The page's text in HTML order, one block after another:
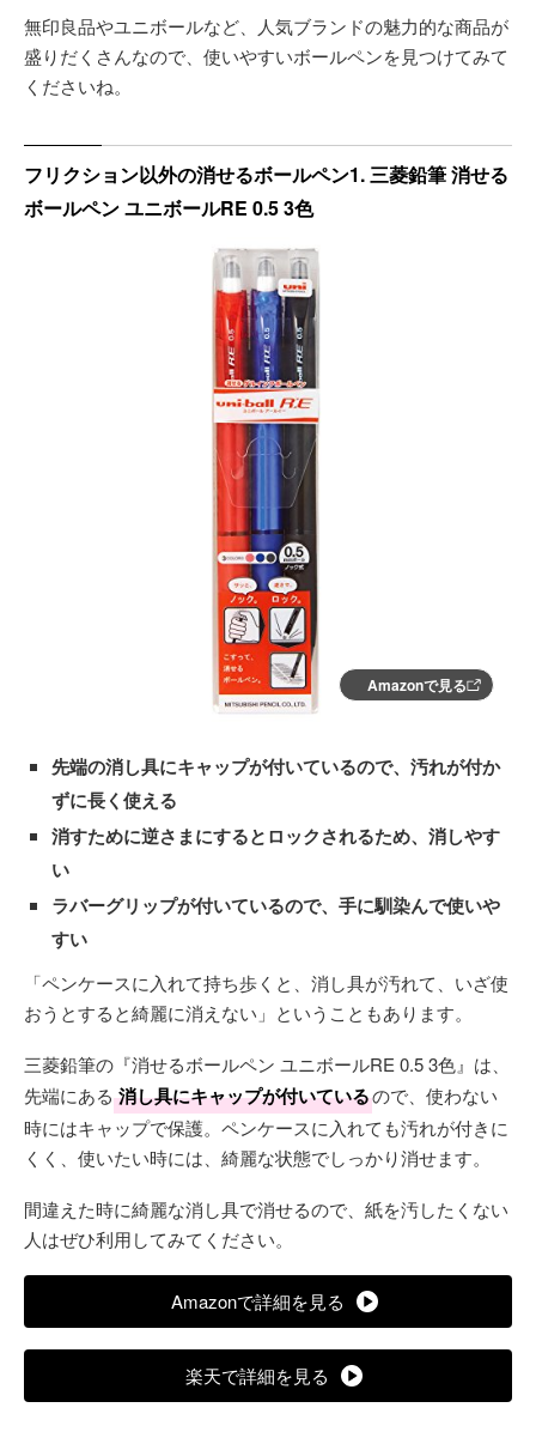
無印良品やユニボールなど、人気ブランドの魅力的な商品が
盛りだくさんなので、使いやすいボールペンを見つけてみて
くださいね。
フリクション以外の消せるボールペン1. 三菱鉛筆 消せる
ボールペン ユニボールRE 0.5 3色
Amazonで見る
先端の消し具にキャップが付いているので、汚れが付か
ずに長く使える
消すために逆さまにするとロックされるため、消しやす
い
ラバーグリップが付いているので、手に馴染んで使いや
すい
「ペンケースに入れて持ち歩くと、消し具が汚れて、いざ使
おうとすると綺麗に消えない」ということもあります。
三菱鉛筆の『消せるボールペン ユニボールRE 0.5 3色』は、
先端にある 消し具にキャップが付いているので、使わない
時にはキャップで保護。ペンケースに入れても汚れが付きに
くく、使いたい時には、綺麗な状態でしっかり消せます。
間違えた時に綺麗な消し具で消せるので、紙を汚したくない
人はぜひ利用してみてください。
Amazonで詳細を見る
楽天で詳細を見る